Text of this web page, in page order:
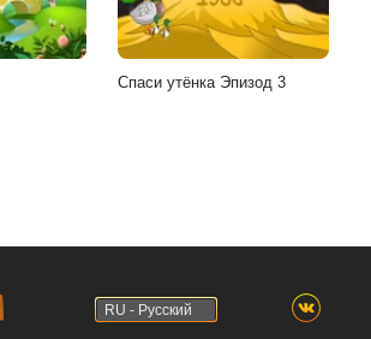
Спаси утёнка Эпизод 3
RU - Русский